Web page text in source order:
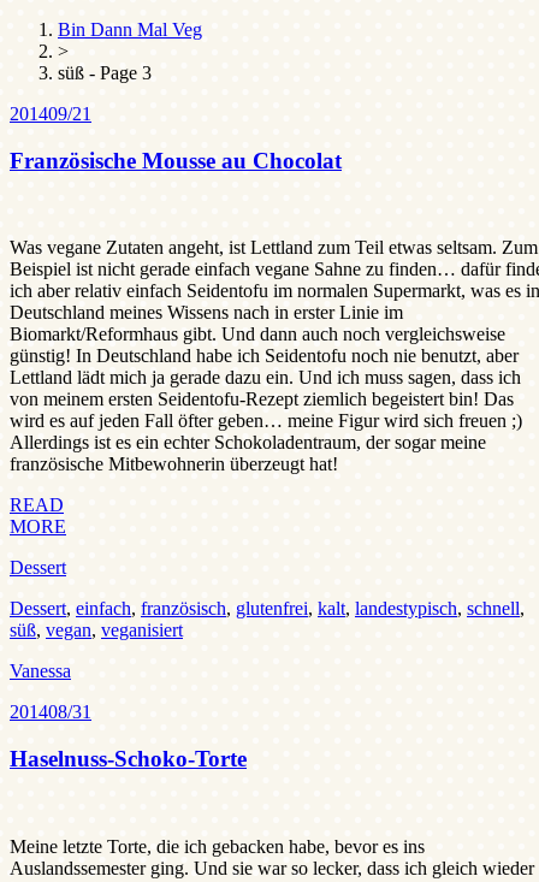
Bin Dann Mal Veg
>
süß - Page 3
201409/21
Französische Mousse au Chocolat
Was vegane Zutaten angeht, ist Lettland zum Teil etwas seltsam. Zum
Beispiel ist nicht gerade einfach vegane Sahne zu finden… dafür
ich aber relativ einfach Seidentofu im normalen Supermarkt, was es in
Deutschland meines Wissens nach in erster Linie im
Biomarkt/Reformhaus gibt. Und dann auch noch vergleichsweise
günstig! In Deutschland habe ich Seidentofu noch nie benutzt, aber
Lettland lädt mich ja gerade dazu ein. Und ich muss sagen, dass ich
von meinem ersten Seidentofu-Rezept ziemlich begeistert bin! Das
wird es auf jeden Fall öfter geben… meine Figur wird sich freuen ;)
Allerdings ist es ein echter Schokoladentraum, der sogar meine
französische Mitbewohnerin überzeugt hat!
READ
MORE
Dessert
Dessert, einfach, französisch, glutenfrei, kalt, landestypisch, schnell,
süß, vegan, veganisiert
Vanessa
201408/31
Haselnuss-Schoko-Torte
Meine letzte Torte, die ich gebacken habe, bevor es ins
Auslandssemester ging. Und sie war so lecker, dass ich gleich wieder